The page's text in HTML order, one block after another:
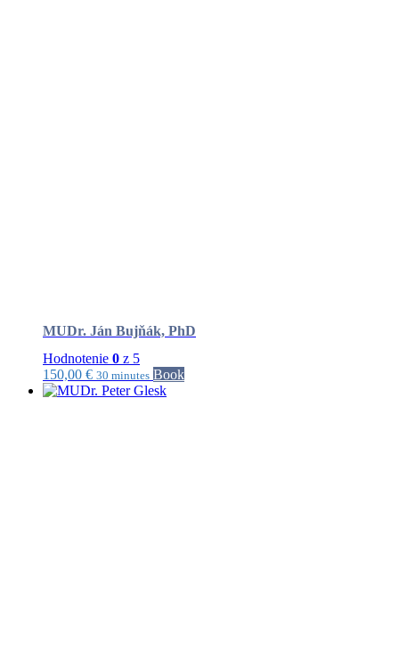
MUDr. Ján Bujňák, PhD
Hodnotenie 0 z 5
150,00 € 30 minutes Book